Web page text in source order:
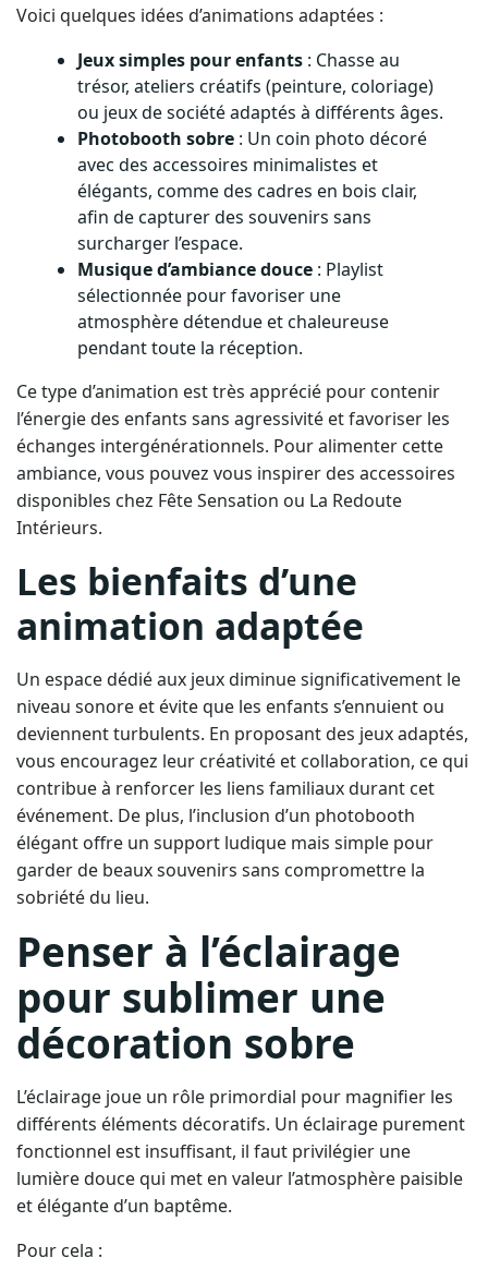
Voici quelques idées d’animations adaptées :
Jeux simples pour enfants : Chasse au
trésor, ateliers créatifs (peinture, coloriage)
ou jeux de société adaptés à différents âges.
Photobooth sobre : Un coin photo décoré
avec des accessoires minimalistes et
élégants, comme des cadres en bois clair,
afin de capturer des souvenirs sans
surcharger l’espace.
Musique d’ambiance douce : Playlist
sélectionnée pour favoriser une
atmosphère détendue et chaleureuse
pendant toute la réception.
Ce type d’animation est très apprécié pour contenir
l’énergie des enfants sans agressivité et favoriser les
échanges intergénérationnels. Pour alimenter cette
ambiance, vous pouvez vous inspirer des accessoires
disponibles chez Fête Sensation ou La Redoute
Intérieurs.
Les bienfaits d’une
animation adaptée
Un espace dédié aux jeux diminue significativement le
niveau sonore et évite que les enfants s’ennuient ou
deviennent turbulents. En proposant des jeux adaptés,
vous encouragez leur créativité et collaboration, ce qui
contribue à renforcer les liens familiaux durant cet
événement. De plus, l’inclusion d’un photobooth
élégant offre un support ludique mais simple pour
garder de beaux souvenirs sans compromettre la
sobriété du lieu.
Penser à l’éclairage
pour sublimer une
décoration sobre
L’éclairage joue un rôle primordial pour magnifier les
différents éléments décoratifs. Un éclairage purement
fonctionnel est insuffisant, il faut privilégier une
lumière douce qui met en valeur l’atmosphère paisible
et élégante d’un baptême.
Pour cela :